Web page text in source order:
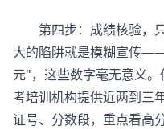
第四步：成绩核验，
大的陷阱就是模糊宣传
元"，这些数字毫无意义
考培训机构提供近两到三
证号、分数段，重点看高